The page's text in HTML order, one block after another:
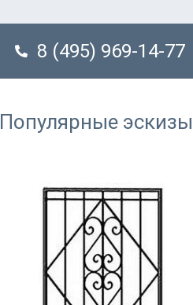
8 (495) 969-14-77
Популярные эскизы